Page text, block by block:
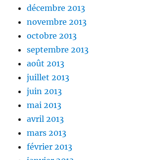
décembre 2013
novembre 2013
octobre 2013
septembre 2013
août 2013
juillet 2013
juin 2013
mai 2013
avril 2013
mars 2013
février 2013